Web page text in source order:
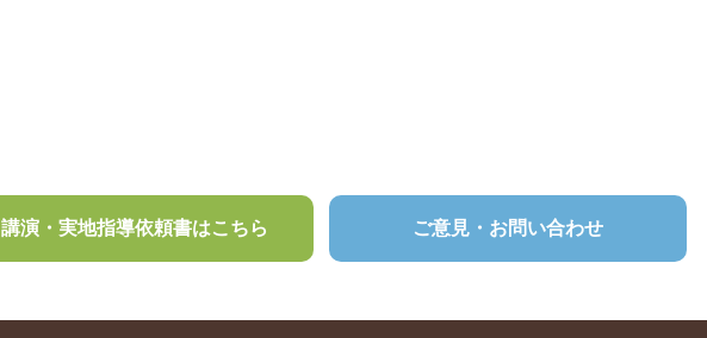
講演・実地指導依頼書はこちら ご意見・お問い合わせ